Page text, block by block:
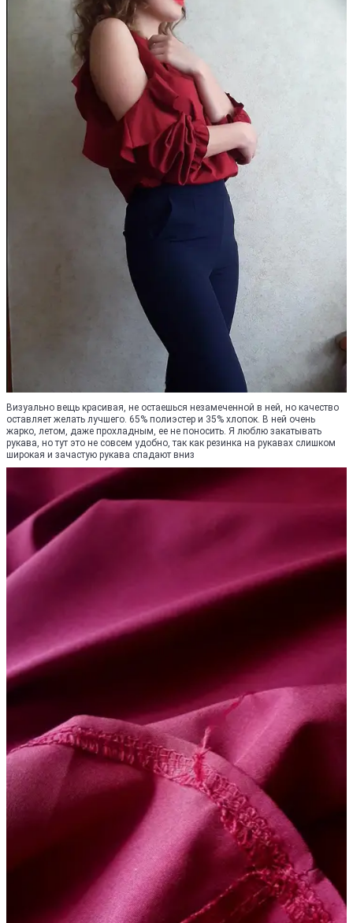
Визуально вещь красивая, не остаешься незамеченной в ней, но качество
оставляет желать лучшего. 65% полиэстер и 35% хлопок. В ней очень
жарко, летом, даже прохладным, ее не поносить. Я люблю закатывать
рукава, но тут это не совсем удобно, так как резинка на рукавах слишком
широкая и зачастую рукава спадают вниз